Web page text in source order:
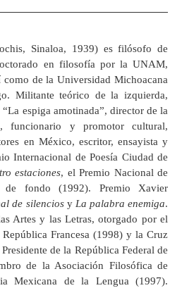
Sinaloa, 1939) es filósofo de
en filosofía por la UNAM,
como de la Universidad Michoacana
Militante teórico de la izquierda,
espiga amotinada”, director de la
funcionario y promotor cultural,
en México, escritor, ensayista y
Internacional de Poesía Ciudad de
estaciones, el Premio Nacional de
de fondo (1992). Premio Xavier
de silencios y La palabra enemiga.
Artes y las Letras, otorgado por el
Francesa (1998) y la Cruz
de la República Federal de
de la Asociación Filosófica de
Mexicana de la Lengua (1997).